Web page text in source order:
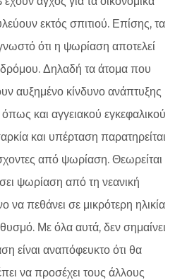
εκτός σπιτιού. Επίσης, τα
γνωστό ότι η ψωρίαση αποτελεί
Δηλαδή τα άτομα που
αυξημένο κίνδυνο ανάπτυξης
και αγγειακού εγκεφαλικού
και υπέρταση παρατηρείται
από ψωρίαση. Θεωρείται
ψωρίαση από τη νεανική
να πεθάνει σε μικρότερη ηλικία
Με όλα αυτά, δεν σημαίνει
είναι αναπόφευκτο ότι θα
να προσέχει τους άλλους